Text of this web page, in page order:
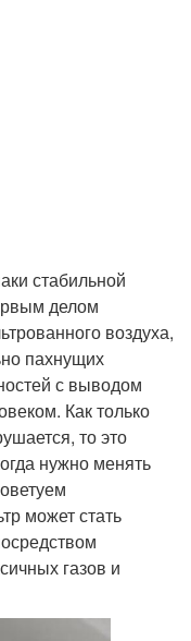
стабильной
делом
воздуха,
пахнущих
с выводом
Как только
то это
нужно менять
может стать
газов и